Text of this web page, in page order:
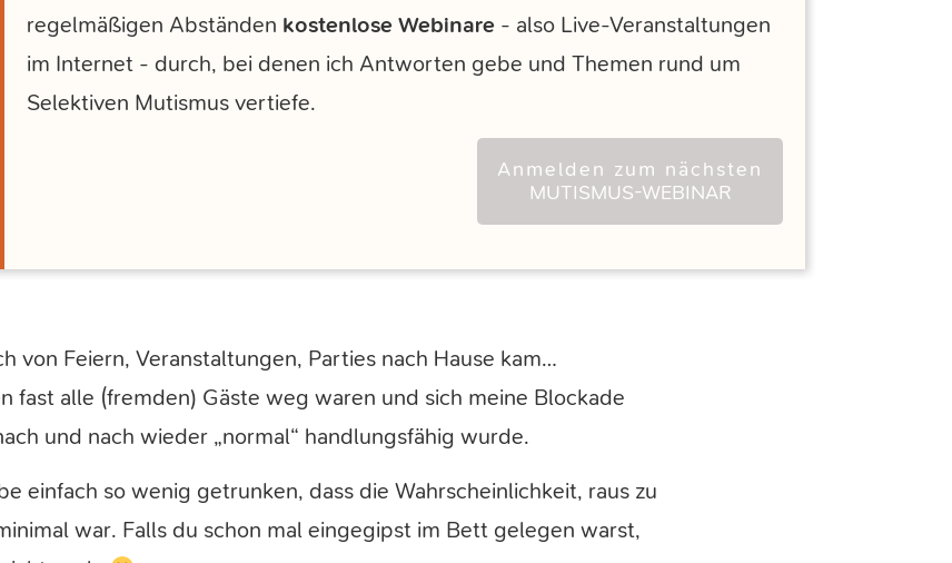
regelmäßigen Abständen kostenlose Webinare - also Live-Veranstaltungen
im Internet - durch, bei denen ich Antworten gebe und Themen rund um
Selektiven Mutismus vertiefe.
Anmelden zum nächsten
MUTISMUS-WEBINAR
von Feiern, Veranstaltungen, Parties nach Hause kam…
fast alle (fremden) Gäste weg waren und sich meine Blockade
und nach wieder „normal“ handlungsfähig wurde.
einfach so wenig getrunken, dass die Wahrscheinlichkeit, raus zu
war. Falls du schon mal eingegipst im Bett gelegen warst,